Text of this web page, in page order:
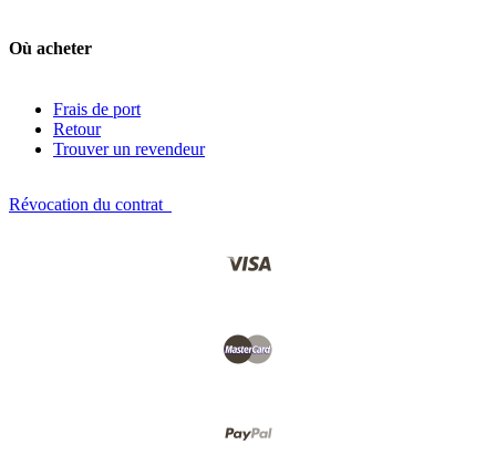
Où acheter
Frais de port
Retour
Trouver un revendeur
Révocation du contrat